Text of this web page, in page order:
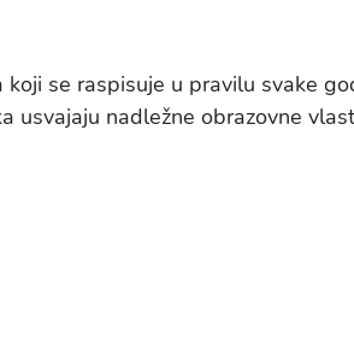
se raspisuje u pravilu svake
usvajaju nadležne obrazovne